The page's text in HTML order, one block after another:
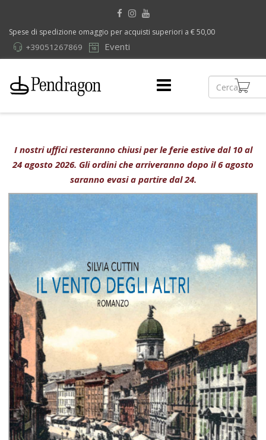
Spese di spedizione omaggio per acquisti superiori a € 50,00
Eventi
+39051267869
I nostri uffici resteranno chiusi per le ferie estive dal 10 al
24 agosto 2026. Gli ordini che arriveranno dopo il 6 agosto
saranno evasi a partire dal 24.